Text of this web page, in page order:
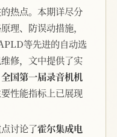
热点。本期详尽分
理、防误动措施，
等先进的自动选
修，文中提供了实
全国第一届录音机机
性能指标上已展现
讨论了霍尔集成电